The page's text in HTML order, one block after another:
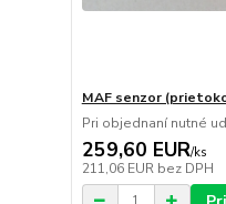
MAF senzor
Pri objednaní nutné
259,60 EUR/ks
211,06 EUR bez DPH